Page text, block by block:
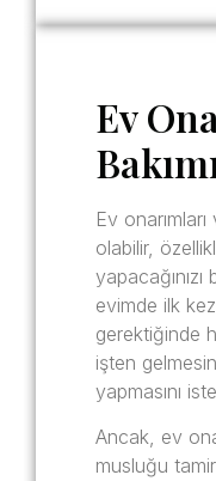
Ev
Ev
olabilir,
yapacağınızı
evimde ilk
gerektiğinde
işten
yapmasını
Ancak, ev
musluğu